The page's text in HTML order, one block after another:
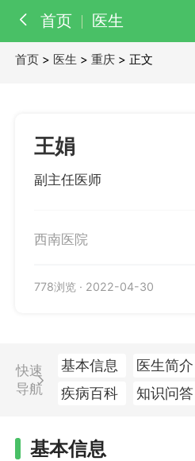
首页 医生
首页 > 医生 >重庆 > 正文
王娟
副主任医师
西南医院
778浏览 · 2022-04-30
快速
导航
基本信息 医生简介
疾病百科
知识问答
基本信息